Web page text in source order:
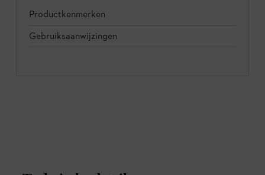
Productkenmerken
Gebruiksaanwijzingen